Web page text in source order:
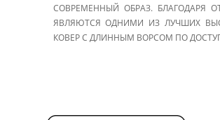
СОВРЕМЕННЫЙ ОБРАЗ. БЛАГОДАРЯ
ЯВЛЯЮТСЯ ОДНИМИ ИЗ ЛУЧШИХ
КОВЕР С ДЛИННЫМ ВОРСОМ ПО